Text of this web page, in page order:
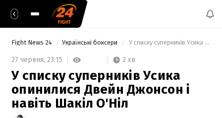
Fight News 24 Українські боксери У списку суперників Усика опинилися Двейн Джонсон і навіть Шакіл О'Ніл
27 червня, 23:15 2 хв
У списку суперників Усика
опинилися Двейн Джонсон і
навіть Шакіл О'Ніл